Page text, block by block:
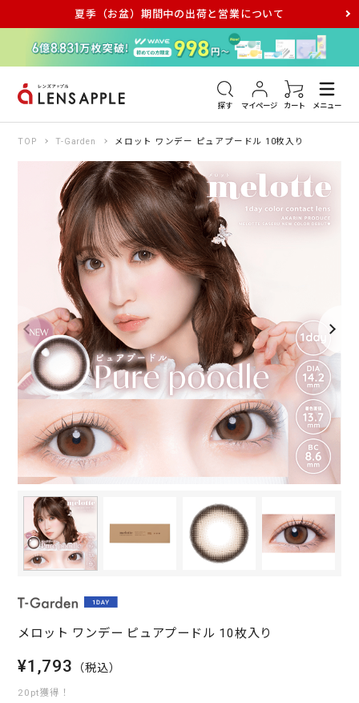
夏季（お盆）期間中の出荷と営業について
探す マイページ カート メニュー
アキュビュー メダリスト メガネ
TOP T-Garden メロット ワンデー ピュアプードル 10枚入り
メロット ワンデー ピュアプードル 10枚入り
¥1,793 （税込）
20pt獲得！